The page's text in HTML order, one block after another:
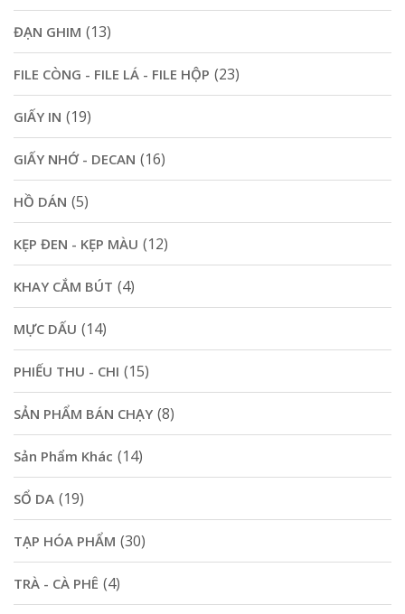
ĐẠN GHIM (13)
FILE CÒNG - FILE LÁ - FILE HỘP (23)
GIẤY IN (19)
GIẤY NHỚ - DECAN (16)
HỒ DÁN (5)
KẸP ĐEN - KẸP MÀU (12)
KHAY CẮM BÚT (4)
MỰC DẤU (14)
PHIẾU THU - CHI (15)
SẢN PHẨM BÁN CHẠY (8)
Sản Phẩm Khác (14)
SỔ DA (19)
TẠP HÓA PHẨM (30)
TRÀ - CÀ PHÊ (4)